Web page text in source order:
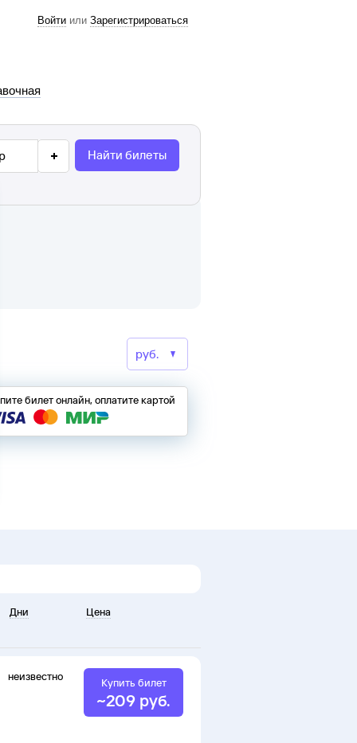
Войти или Зарегистрироваться
Найти билеты
билет онлайн, оплатите картой
Дни Цена
неизвестно Купить билет
~209 руб.